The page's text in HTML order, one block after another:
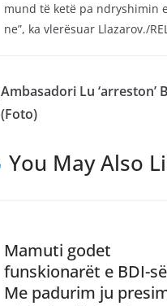
mund të ketë pa ndryshimin
ne”, ka vlerësuar Llazarov./
Ambasadori Lu ‘arreston’
(Foto)
You May Also
Mamuti godet
funskionarët e BDI-
Me padurim ju